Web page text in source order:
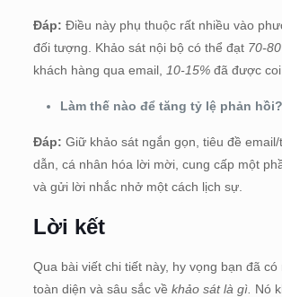
Đáp: Điều này phụ thuộc rất nhiều vào
đối tượng. Khảo sát nội bộ có thể đạt70-
khách hàng qua email,
10-15% đã được coi
Làm thế nào để tăng tỷ lệ phản hồi?
Đáp: Giữ khảo sát ngắn gọn, tiêu đề
dẫn, cá nhân hóa lời mời, cung cấp một
và gửi lời nhắc nhở một cách lịch sự.
Lời kết
Qua bài viết chi tiết này, hy vọng bạn đã có
toàn diện và sâu sắc về khảo sát là gì. Nó